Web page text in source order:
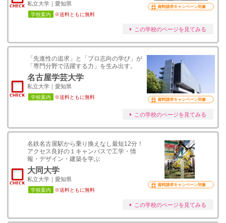
私立大学｜愛知県
学校案内 ※送料ともに無料
資料請求キャンペーン対象
この学校のページを見てみる
「先進性の追求」と「プロ志向の学び」が
「専門分野で活躍する力」を生み出す。
名古屋学芸大学
私立大学｜愛知県
学校案内 ※送料ともに無料 資料請求キャンペーン対象
この学校のページを見てみる
名鉄名古屋駅から乗り換えなし最短12分！
アクセス良好の１キャンパスで工学・情
報・デザイン・建築を学ぶ
大同大学
私立大学｜愛知県
学校案内 ※送料ともに無料
資料請求キャンペーン対象
この学校のページを見てみる